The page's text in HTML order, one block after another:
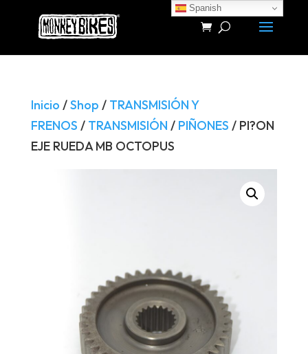
Búsqueda
productos
Inicio /Shop / TRANSMISIÓN Y
FRENOS / TRANSMISIÓN / PIÑONES / PI?ON
EJE RUEDA MB OCTOPUS
Spanish